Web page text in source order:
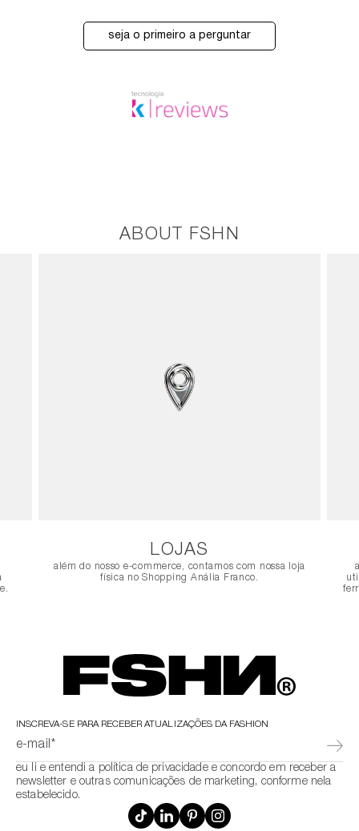
seja o primeiro a perguntar
ABOUT FSHN
LOJAS
além do nosso e-commerce, contamos com nossa loja
física no Shopping Anália Franco.
INSCREVA-SE PARA RECEBER ATUALIZAÇÕES DA FASHION
e-mail*
eu li e entendi a política de privacidade e concordo em receber a
newsletter e outras comunicações de marketing, conforme nela
estabelecido.